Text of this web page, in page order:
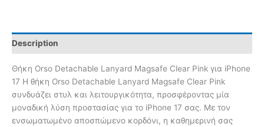
Description
Θήκη Orso Detachable Lanyard Magsafe Clear Pink για iPhone
17 Η θήκη Orso Detachable Lanyard Magsafe Clear Pink
συνδυάζει στυλ και λειτουργικότητα, προσφέροντας μία
μοναδική λύση προστασίας για το iPhone 17 σας. Με τον
ενσωματωμένο αποσπώμενο κορδόνι, η καθημερινή σας